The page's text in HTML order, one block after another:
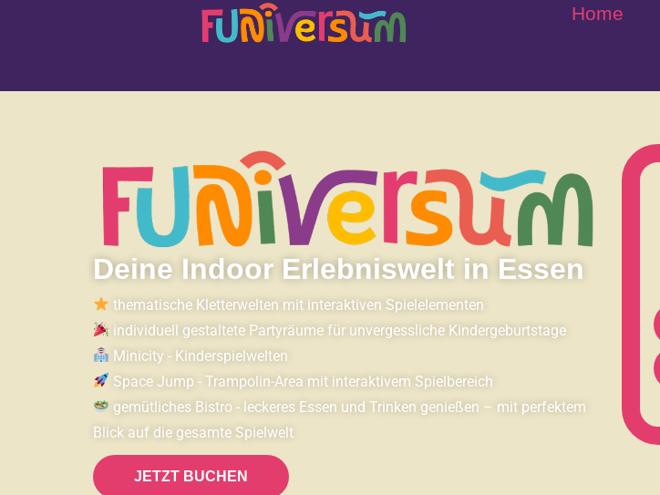
Home
Deine Indoor Erlebniswelt in Essen
thematische Kletterwelten mit interaktiven Spielelementen
individuell gestaltete Partyräume für unvergessliche Kindergeburtstage
Minicity - Kinderspielwelten
Space Jump - Trampolin-Area mit interaktivem Spielbereich
gemütliches Bistro - leckeres Essen und Trinken genießen – mit perfektem
Blick auf die gesamte Spielwelt
JETZT BUCHEN